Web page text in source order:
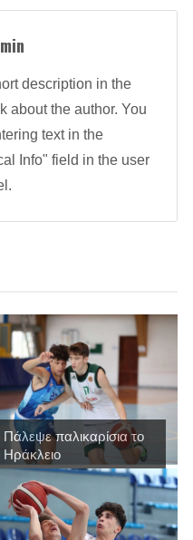
description in the
about the author. You
text in the
Info" field in the user
Πάλεψε παλικαρίσια το
Ηράκλειο